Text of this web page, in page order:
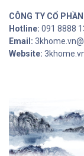
CÔNG TY CỔ
Hotline: 091 8888
Email:
Website: